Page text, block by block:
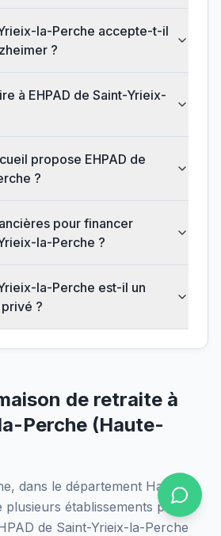
la-Perche accepte-t-il
?
à EHPAD de Saint-Yrieix-
propose EHPAD de
?
pour financer
la-Perche ?
la-Perche est-il un
?
de retraite à
Perche (Haute-
, dans le département Haute-
plusieurs établissements pour
de Saint-Yrieix-la-Perche